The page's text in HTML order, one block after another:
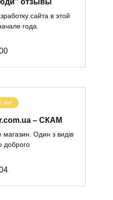
сайта в этой
года.
0
– СКАМ
Один з видів
доброго
4